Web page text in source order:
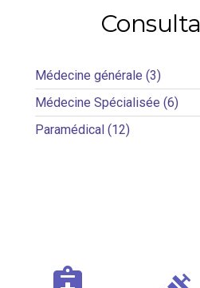
Médecine générale (3)
Médecine Spécialisée (6)
Paramédical (12)